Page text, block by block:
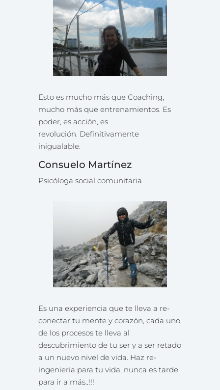
Esto es mucho más que Coaching,
mucho más que entrenamientos. Es
poder, es acción, es
revolución. Definitivamente
inigualable.
Consuelo Martínez
Psicóloga social comunitaria
Es una experiencia que te lleva a re-
conectar tu mente y corazón, cada uno
de los procesos te lleva al
descubrimiento de tu ser y a ser retado
a un nuevo nivel de vida. Haz re-
ingenieria para tu vida, nunca es tarde
para ir a más..!!!